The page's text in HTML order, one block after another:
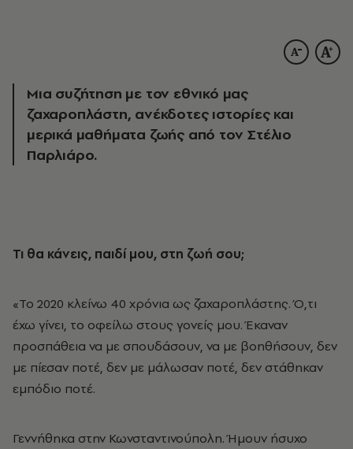
Μια συζήτηση με τον εθνικό μας
ζαχαροπλάστη, ανέκδοτες ιστορίες και
μερικά μαθήματα ζωής από τον Στέλιο
Παρλιάρο.
Τι θα κάνεις, παιδί μου, στη ζωή σου;
«Το 2020 κλείνω 40 χρόνια ως ζαχαροπλάστης. Ό,τι
έχω γίνει, το οφείλω στους γονείς μου. Έκαναν
προσπάθεια να με σπουδάσουν, να με βοηθήσουν, δεν
με πίεσαν ποτέ, δεν με μάλωσαν ποτέ, δεν στάθηκαν
εμπόδιο ποτέ.
Γεννήθηκα στην Κωνσταντινούπολη. Ήμουν ήσυχο